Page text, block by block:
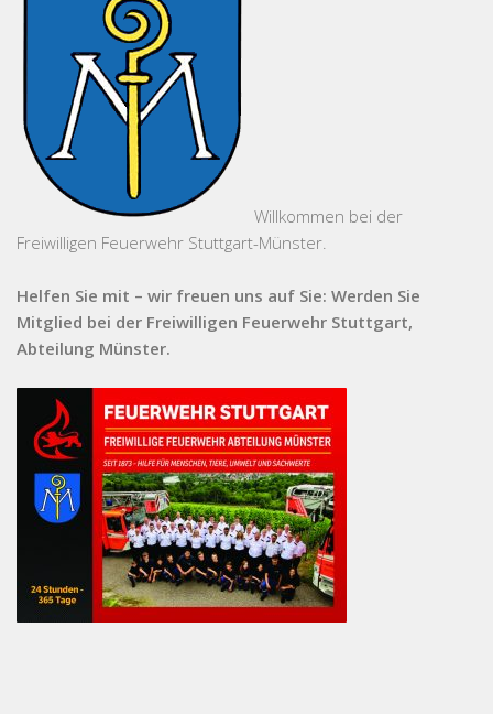
Willkommen bei der
Freiwilligen Feuerwehr Stuttgart-Münster.
Helfen Sie mit – wir freuen uns auf Sie: Werden Sie
Mitglied bei der Freiwilligen Feuerwehr Stuttgart,
Abteilung Münster.